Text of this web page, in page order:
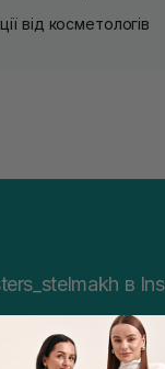
від косметологів
в